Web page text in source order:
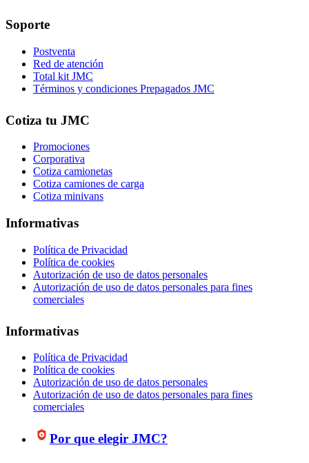
Soporte
Postventa
Red de atención
Total kit JMC
Términos y condiciones Prepagados JMC
Cotiza tu JMC
Promociones
Corporativa
Cotiza camionetas
Cotiza camiones de carga
Cotiza minivans
Informativas
Política de Privacidad
Política de cookies
Autorización de uso de datos personales
Autorización de uso de datos personales para fines
comerciales
Informativas
Política de Privacidad
Política de cookies
Autorización de uso de datos personales
Autorización de uso de datos personales para fines
comerciales
Por que elegir JMC?